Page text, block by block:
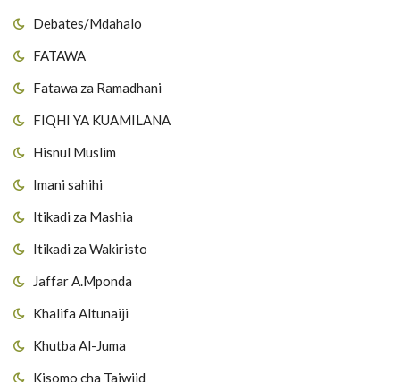
Debates/Mdahalo
FATAWA
Fatawa za Ramadhani
FIQHI YA KUAMILANA
Hisnul Muslim
Imani sahihi
Itikadi za Mashia
Itikadi za Wakiristo
Jaffar A.Mponda
Khalifa Altunaiji
Khutba Al-Juma
Kisomo cha Tajwiid